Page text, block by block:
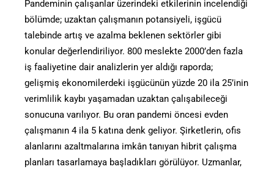
Pandeminin çalışanlar üzerindeki etkilerinin incelendiği
bölümde; uzaktan çalışmanın potansiyeli, işgücü
talebinde artış ve azalma beklenen sektörler gibi
konular değerlendiriliyor. 800 meslekte 2000’den fazla
iş faaliyetine dair analizlerin yer aldığı raporda;
gelişmiş ekonomilerdeki işgücünün yüzde 20 ila 25’inin
verimlilik kaybı yaşamadan uzaktan çalışabileceği
sonucuna varılıyor. Bu oran pandemi öncesi evden
çalışmanın 4 ila 5 katına denk geliyor. Şirketlerin, ofis
alanlarını azaltmalarına imkân tanıyan hibrit çalışma
planları tasarlamaya başladıkları görülüyor. Uzmanlar,